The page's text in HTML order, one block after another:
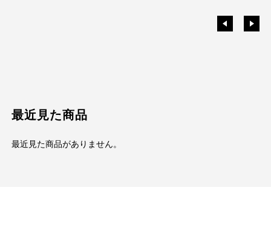
最近見た商品
最近見た商品がありません。